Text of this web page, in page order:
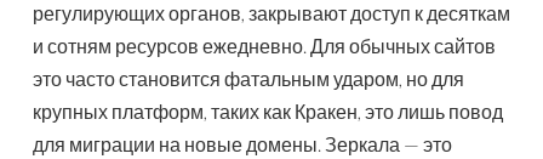
регулирующих органов, закрывают доступ к десяткам
и сотням ресурсов ежедневно. Для обычных сайтов
это часто становится фатальным ударом, но для
крупных платформ, таких как Кракен, это лишь повод
для миграции на новые домены. Зеркала — это